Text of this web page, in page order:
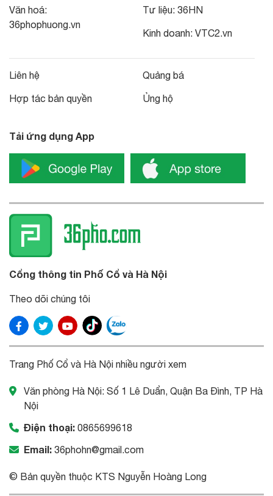
Văn hoá:
36phophuong.vn
Tư liệu: 36HN
Kinh doanh: VTC2.vn
Liên hệ
Hợp tác bản quyền
Quảng bá
Ủng hộ
Tải ứng dụng App
Cổng thông tin Phố Cổ và Hà Nội
Theo dõi chúng tôi
Trang Phố Cổ và Hà Nội nhiều người xem
Văn phòng Hà Nội: Số 1 Lê Duẩn, Quận Ba Đình, TP Hà
Nội
Điện thoại: 0865699618
Email: 36phohn@gmail.com
© Bản quyền thuộc KTS Nguyễn Hoàng Long